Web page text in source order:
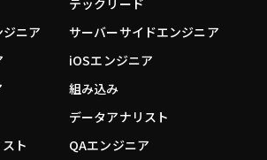
ニア
サーバーサイドエンジニア
iOSエンジニア
組み込み
データアナリスト
ト
QAエンジニア